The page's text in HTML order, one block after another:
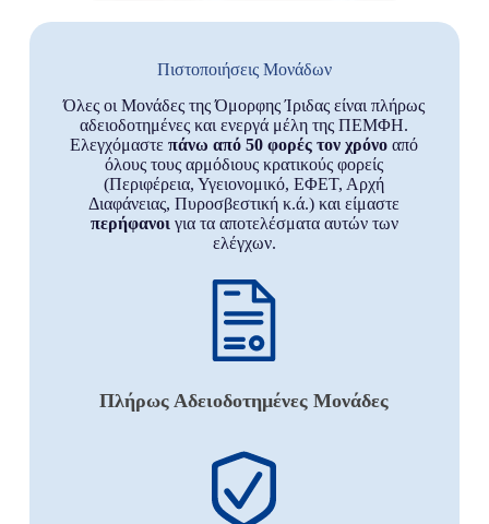
Πιστοποιήσεις Μονάδων
Όλες οι Μονάδες της Όμορφης Ίριδας είναι πλήρως
αδειοδοτημένες και ενεργά μέλη της ΠΕΜΦΗ.
Ελεγχόμαστεπάνω από 50 φορές τον χρόνο από
όλους τους αρμόδιους κρατικούς φορείς
(Περιφέρεια, Υγειονομικό, ΕΦΕΤ, Αρχή
Διαφάνειας, Πυροσβεστική κ.ά.) και είμαστε
περήφανοι για τα αποτελέσματα αυτών των
ελέγχων.
Πλήρως Αδειοδοτημένες Μονάδες